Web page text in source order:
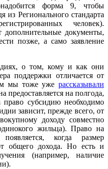
форма 9, чтобы
из Регионального стандарта
человек).
дополнительные документы,
позже, а само заявление
о том, кому и как они
поддержки отличается от
мы тоже уже рассказывали
предоставляется на полгода,
субсидию необходимо
зависит, прежде всего, от
доходу совместно
жильца). Право на
когда размер
общего дохода. Но есть и
(например, наличие